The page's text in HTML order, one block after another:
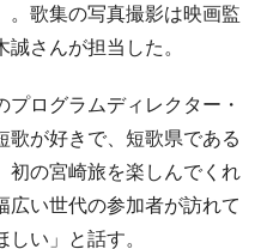
。歌集の写真撮影は映画監
さんが担当した。
ログラムディレクター・
歌が好きで、短歌県である
初の宮崎旅を楽しんでくれ
広い世代の参加者が訪れて
い」と話す。